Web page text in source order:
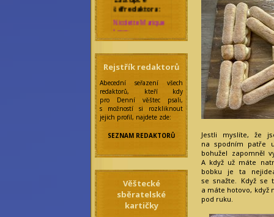
Nicolette Marique
Leroy
Rebecca Werde
bloků:
Eilonwy Ellesméry
Zakladatelka:
Anseiola Jasmis
Rawenclav
Korektoři:
Amarantha
Frobisherová
Maraike Auri
Maya Prinz
Meningitida
Epidemica
Mia Broccoli
Rejstřík redaktorů
Abecední seřazení všech
redaktorů, kteří kdy
pro Denní věštec psali,
s možností si rozkliknout
jejich profil, najdete zde:
SEZNAM REDAKTORŮ
Věštecké
sběratelské
kartičky
Jestli myslíte, že
na spodním patře
bohužel zapomněl
A když už máte
bobku je ta
se snažte. Když se
a máte hotovo, když
pod ruku.